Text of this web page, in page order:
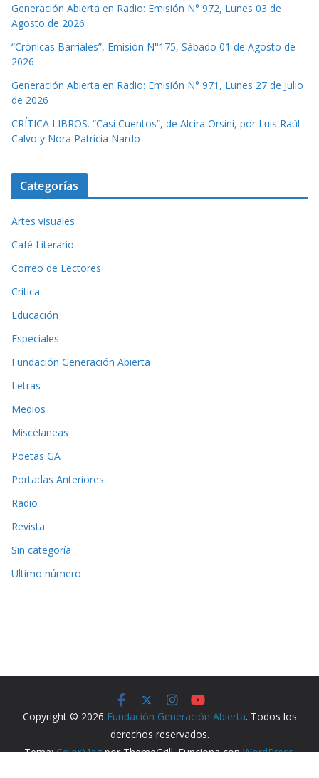
Generación Abierta en Radio: Emisión N° 972, Lunes 03 de
Agosto de 2026
“Crónicas Barriales”, Emisión N°175, Sábado 01 de Agosto de
2026
Generación Abierta en Radio: Emisión N° 971, Lunes 27 de Julio
de 2026
CRÍTICA LIBROS. “Casi Cuentos”, de Alcira Orsini, por Luis Raúl
Calvo y Nora Patricia Nardo
Categorías
Artes visuales
Café Literario
Correo de Lectores
Crítica
Educación
Especiales
Fundación Generación Abierta
Letras
Medios
Miscélaneas
Poetas GA
Portadas Anteriores
Radio
Revista
Sin categoría
Ultimo número
Copyright © 2026 Fundación Generación Abierta. Todos los
derechos reservados.
Tema:ColorMagpor ThemeGrill. Funciona conWordPress.